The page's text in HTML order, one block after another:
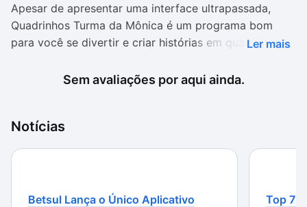
Apesar de apresentar uma interface ultrapassada,
Quadrinhos Turma da Mônica é um programa bom
para você se divertir e criar histórias em quadrinhos.
poucas opções de modelos das personagens e
certamente vão gostar da idéia de poderem imaginar
e elaborarem suas histórias.
Ler mais
Sem avaliações por aqui ainda.
Notícias
Betsul Lança o Único Aplicativo
Top 7